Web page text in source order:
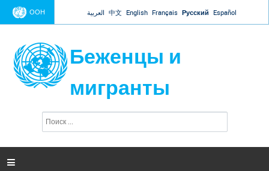
Jump to navigation
ООН العربية 中文 English Français Русский Español
Беженцы и
мигранты
и
